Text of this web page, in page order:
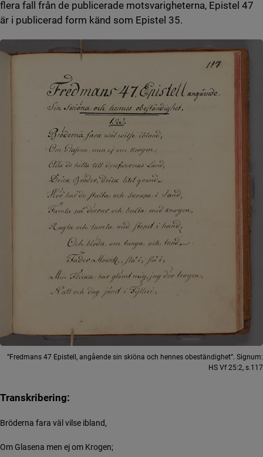
flera fall från de publicerade motsvarigheterna, Epistel 47
är i publicerad form känd som Epistel 35.
”Fredmans 47 Epistell, angående sin skiöna och hennes obeständighet”. Signum:
HS Vf 25:2, s.117
Transkribering:
Bröderna fara väl vilse ibland,
Om Glasena men ej om Krogen;